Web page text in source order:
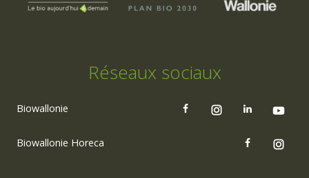
Réseaux sociaux
Biowallonie
Biowallonie Horeca